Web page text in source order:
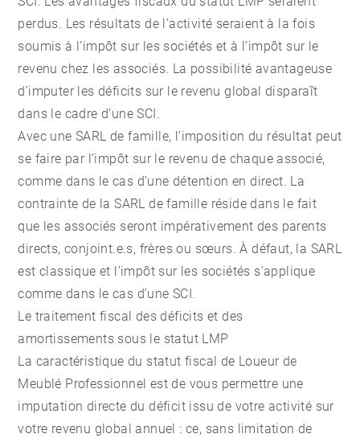
perdus. Les résultats de l’activité seraient à la fois
soumis à l’impôt sur les sociétés et à l’impôt sur le
revenu chez les associés. La possibilité avantageuse
d’imputer les déficits sur le revenu global disparaît
dans le cadre d’une SCI.
Avec une SARL de famille, l’imposition du résultat peut
se faire par l’impôt sur le revenu de chaque associé,
comme dans le cas d’une détention en direct. La
contrainte de la SARL de famille réside dans le fait
que les associés seront impérativement des parents
directs, conjoint.e.s, frères ou sœurs. À défaut, la SARL
est classique et l’impôt sur les sociétés s’applique
comme dans le cas d’une SCI.
Le traitement fiscal des déficits et des
amortissements sous le statut LMP
La caractéristique du statut fiscal de Loueur de
Meublé Professionnel est de vous permettre une
imputation directe du déficit issu de votre activité sur
votre revenu global annuel : ce, sans limitation de